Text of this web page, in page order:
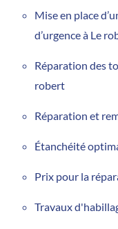
Mise en place
d’urgence à Le
Réparation des
robert
Réparation et
Étanchéité
Prix pour la
Travaux